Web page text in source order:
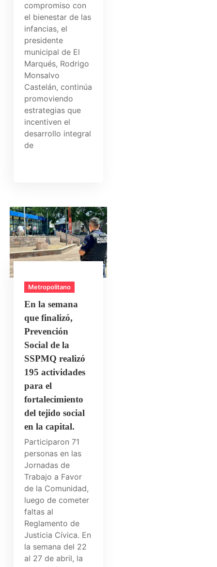
compromiso con
el bienestar de las
infancias, el
presidente
municipal de El
Marqués, Rodrigo
Monsalvo
Castelán, continúa
promoviendo
estrategias que
incentiven el
desarrollo integral
de
Metropolitano
En la semana
que finalizó,
Prevención
Social de la
SSPMQ realizó
195 actividades
para el
fortalecimiento
del tejido social
en la capital.
Participaron 71
personas en las
Jornadas de
Trabajo a Favor
de la Comunidad,
luego de cometer
faltas al
Reglamento de
Justicia Cívica. En
la semana del 22
al 27 de abril, la